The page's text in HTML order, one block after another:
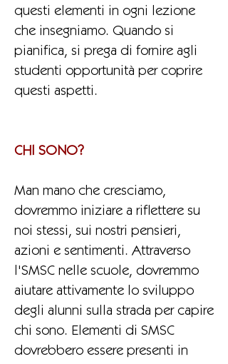
questi elementi in ogni lezione
che insegniamo. Quando si
pianifica, si prega di fornire agli
studenti opportunità per coprire
questi aspetti.
CHI SONO?
Man mano che cresciamo,
dovremmo iniziare a riflettere su
noi stessi, sui nostri pensieri,
azioni e sentimenti. Attraverso
l'SMSC nelle scuole, dovremmo
aiutare attivamente lo sviluppo
degli alunni sulla strada per capire
chi sono. Elementi di SMSC
dovrebbero essere presenti in